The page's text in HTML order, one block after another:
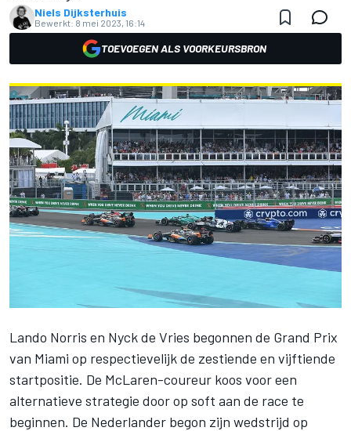
Niels Dijksterhuis
Bewerkt: 8 mei 2023, 16:14
TOEVOEGEN ALS VOORKEURSBRON
Lando Norris en Nyck de Vries begonnen de Grand Prix
van Miami op respectievelijk de zestiende en vijftiende
startpositie. De McLaren-coureur koos voor een
alternatieve strategie door op soft aan de race te
beginnen. De Nederlander begon zijn wedstrijd op